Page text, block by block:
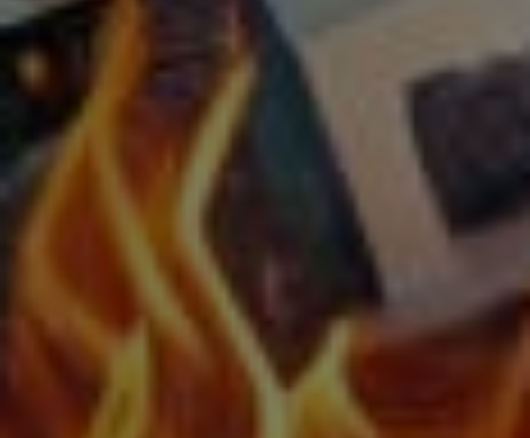
Rückstände aus den Zellen. Diese schlagen
gelegentlich auch bei einem PCR-Test an.
Es ist wohl besser sie mit sauberem Wasser
auszuleiten.